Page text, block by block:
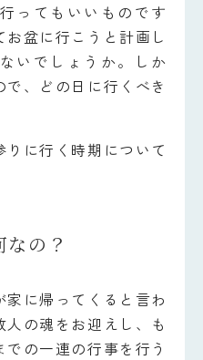
ってもいいものです
盆に行こうと計画し
いでしょうか。しか
、どの日に行くべき
に行く時期について
の？
に帰ってくると言わ
の魂をお迎えし、も
の一連の行事を行う